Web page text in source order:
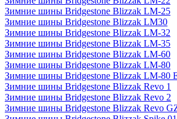
Зимние шины Bridgestone Blizzak LM-25
Зимние шины Bridgestone Blizzak LM30
Зимние шины Bridgestone Blizzak LM-32
Зимние шины Bridgestone Blizzak LM-35
Зимние шины Bridgestone Blizzak LM-60
Зимние шины Bridgestone Blizzak LM-80
Зимние шины Bridgestone Blizzak LM-80
Зимние шины Bridgestone Blizzak Revo 1
Зимние шины Bridgestone Blizzak Revo 2
Зимние шины Bridgestone Blizzak Revo